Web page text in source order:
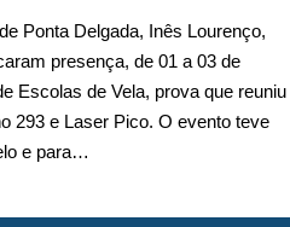
Ponta Delgada, Inês Lourenço,
presença, de 01 a 03 de
Escolas de Vela, prova que reuniu
293 e Laser Pico. O evento teve
e para…